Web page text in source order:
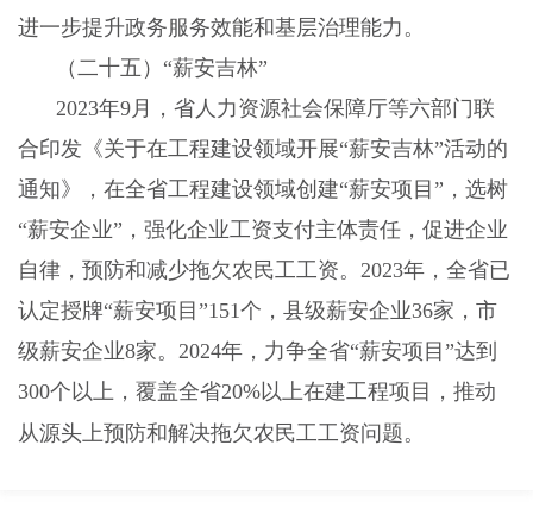
进一步提升政务服务效能和基层治理能力。
（二十五）“薪安吉林”
2023年9 月，省人力资源社会保障厅等六部门联
合印发《关于在工程建设领域开展“薪安吉林”活动的
通知》，在全省工程建设领域创建“薪安项目”，选树
“薪安企业”，强化企业工资支付主体责任，促进企业
自律，预防和减少拖欠农民工工资。 2023年，全省已
认定授牌“薪安项目”151个，县级薪安企业36家，市
级薪安企业8家。 2024年，力争全省“薪安项目”达到
300个以上，覆盖全省20%以上在建工程项目，推动
从源头上预防和解决拖欠农民工工资问题。